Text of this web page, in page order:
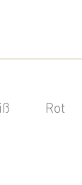
Rot